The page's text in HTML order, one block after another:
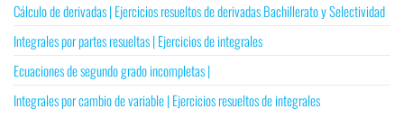
Cálculo de derivadas | Ejercicios resueltos de derivadas Bachillerato y Selectividad
Integrales por partes resueltas | Ejercicios de integrales
Ecuaciones de segundo grado incompletas |
Integrales por cambio de variable | Ejercicios resueltos de integrales